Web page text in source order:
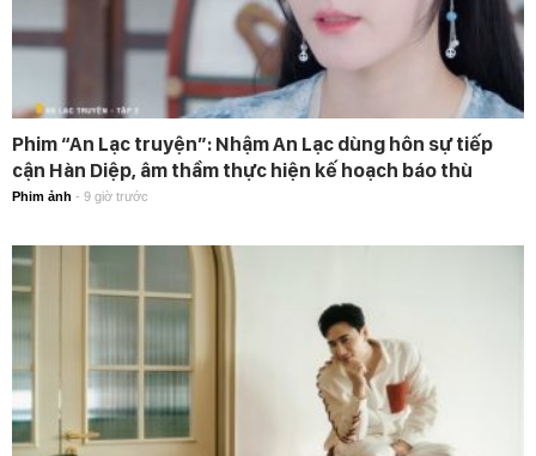
Phim “An Lạc truyện”: Nhậm An Lạc dùng hôn sự tiếp
cận Hàn Diệp, âm thầm thực hiện kế hoạch báo thù
Phim ảnh - 9 giờ trước